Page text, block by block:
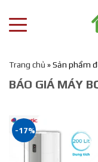
Trang chủ »Sản phẩm
BÁO GIÁ MÁY
-17%